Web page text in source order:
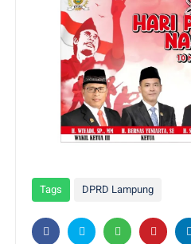
Tags DPRD Lampung